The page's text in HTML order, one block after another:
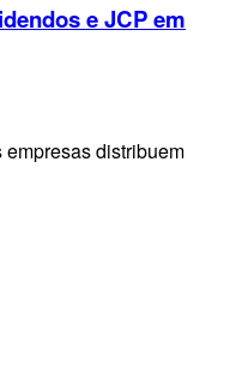
e JCP em
distribuem